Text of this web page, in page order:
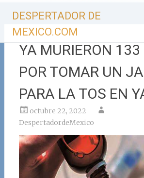
contenido
DESPERTADOR DE
MEXICO.COM
YA MURIERON
POR TOMAR UN
PARA LA TOS EN
octubre 22, 2022
DespertadordeMexico